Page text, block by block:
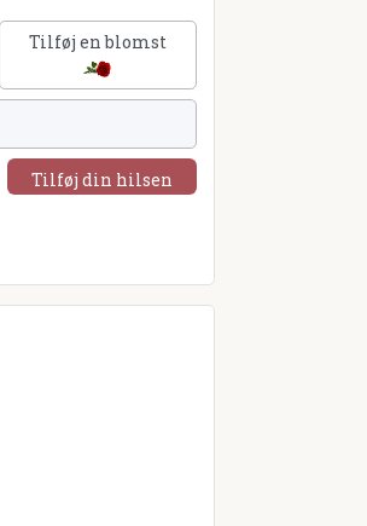
Tilføj en blomst
Tilføj din hilsen